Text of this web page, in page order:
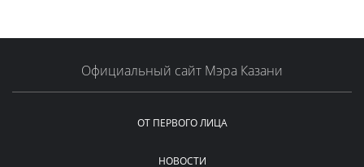
Официальный сайт Мэра Казани
ОТ ПЕРВОГО ЛИЦА
НОВОСТИ